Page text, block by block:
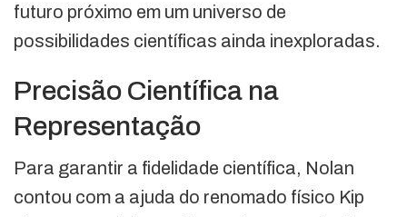
futuro próximo em um universo de
possibilidades científicas ainda inexploradas.
Precisão Científica na
Representação
Para garantir a fidelidade científica, Nolan
contou com a ajuda do renomado físico Kip